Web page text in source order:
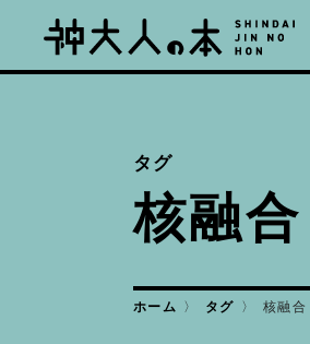
タグ
核融合
ホーム タグ 核融合